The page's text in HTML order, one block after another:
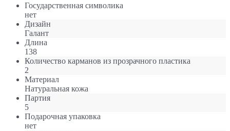
Государственная символика
нет
Дизайн
Галант
Длина
138
Количество карманов из прозрачного пластика
2
Материал
Натуральная кожа
Партия
5
Подарочная упаковка
нет